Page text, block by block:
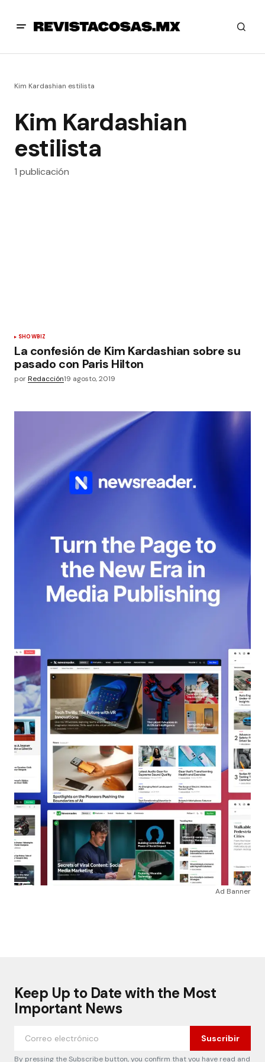
Kim Kardashian estilista
Kim Kardashian
estilista
1 publicación
SHOWBIZ
La confesión de Kim Kardashian sobre su
pasado con Paris Hilton
porRedacción19 agosto, 2019
Ad Banner
Keep Up to Date with the Most
Important News
Suscribir
By pressing the Subscribe button, you confirm that you have read and